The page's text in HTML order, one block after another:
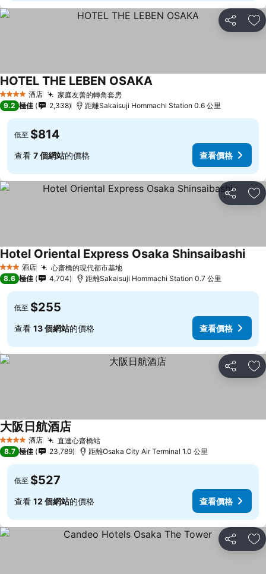
分享 放
4 星級 酒店 家庭友善的轉角套房查看價格
HOTEL THE LEBEN OSAKA查看價格
9.2 極佳 2,338 距離Sakaisuji Hommachi Station 0.6 公里
低至 $814
查看 7 個網站的價格 查看價格
分享 放
3 星級 酒店 心齋橋的現代都市基地查看價格
Hotel Oriental Express Osaka Shinsaibashi查看
8.6 極佳 4,704 距離Sakaisuji Hommachi Station 0.7 公里
低至 $255
查看 13 個網站的價格 查看價格
分享 放
4 星級 酒店 直達心齋橋站查看價格
大阪日航酒店
8.7 極佳 23,789 距離Osaka City Air Terminal 1.0 公里
低至 $527
查看 12 個網站的價格 查看價格
分享 放